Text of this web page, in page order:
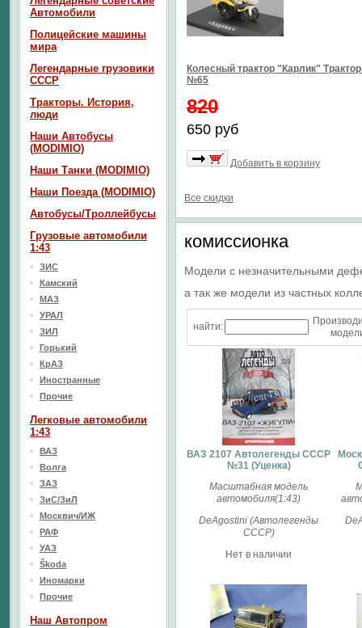
Колесный трактор "Карлик"
№65
820
650 руб
Добавить в корзину
Все скидки
комиссионка
Модели с незначительными
а так же модели из частных
найти:
ВАЗ 2107 Автолегенды СССР
№31 (Уценка)
Масштабная модель
автомобиля(1:43)
DeAgostini (Автолегенды
СССР)
Нет в наличии
Автомобили
Полицейские машины
мира
Легендарные грузовики
СССР
Тракторы. История,
люди
Наши Автобусы
(MODIMIO)
Наши Танки (MODIMIO)
Наши Поезда (MODIMIO)
Автобусы/Троллейбусы
Грузовые автомобили
1:43
ЗИС
Камский
МАЗ
УРАЛ
ЗИЛ
Горький
КрАЗ
Иностранные
Прочие
Легковые автомобили
1:43
ВАЗ
Волга
ЗАЗ
ЗиС/ЗиЛ
Москвич/ИЖ
РАФ
УАЗ
Škoda
Иномарки
Прочие
Наш Aвтопром